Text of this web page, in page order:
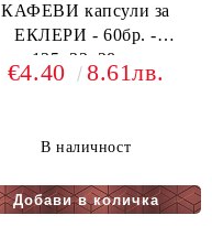
КАФЕВИ капсули за
ЕКЛЕРИ - 60бр. -
135х33х28мм
€4.40 8.61лв.
В наличност